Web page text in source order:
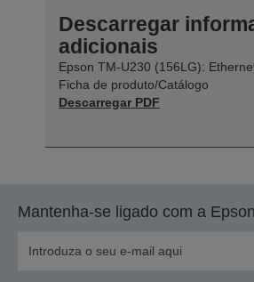
Descarregar
adicionais
Epson TM-U230 (156LG):
Ficha de produto/Catálogo
Descarregar PDF
Mantenha-se ligado com a Epson